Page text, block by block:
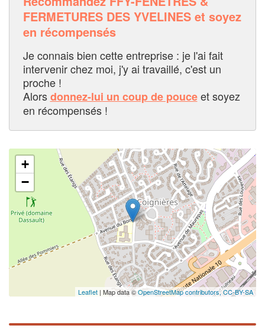
FERMETURES DES YVELINES et soyez
en récompensés
Je connais bien cette entreprise : je l'ai fait
intervenir chez moi, j'y ai travaillé, c'est un
proche !
Alorsdonnez-lui un coup de pouceet soyez
en récompensés !
+
−
Leaflet | Map data ©OpenStreetMap contributors,CC-BY-SA